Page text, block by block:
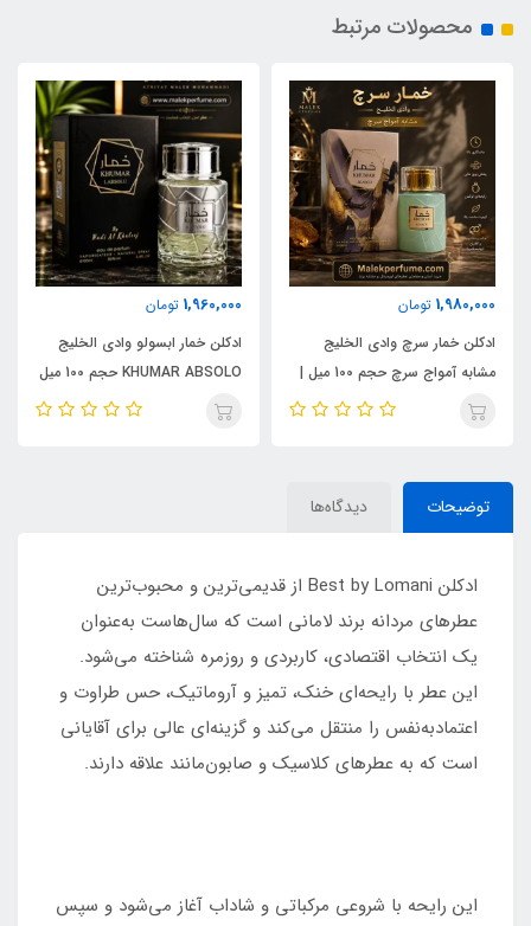
محصولات مرتبط
1,980,000 تومان
ادکلن خمار سرچ وادی الخلیج
مشابه آمواج سرچ حجم 100 میل |
KHUMAR Search Eau de
1,960,000 تومان
ادکلن خمار ابسولو وادی الخلیج
KHUMAR ABSOLO حجم 100 میل
| مشابه اورجینال ایو سن لورن مای
توضیحات دیدگاه‌ها
ادکلن Best by Lomani از قدیمی‌ترین و محبوب‌ترین
عطرهای مردانه برند لامانی است که سال‌هاست به‌عنوان
یک انتخاب اقتصادی، کاربردی و روزمره شناخته می‌شود.
این عطر با رایحه‌ای خنک، تمیز و آروماتیک، حس طراوت و
اعتمادبه‌نفس را منتقل می‌کند و گزینه‌ای عالی برای آقایانی
است که به عطرهای کلاسیک و صابون‌مانند علاقه دارند.
این رایحه با شروعی مرکباتی و شاداب آغاز می‌شود و سپس